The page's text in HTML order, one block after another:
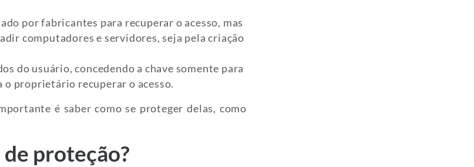
por fabricantes para recuperar o acesso, mas
computadores e servidores, seja pela criação
do usuário, concedendo a chave somente para
o proprietário recuperar o acesso.
é saber como se proteger delas, como
proteção?